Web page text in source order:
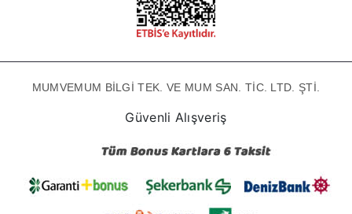
MUMVEMUM BİLGİ TEK. VE MUM SAN. TİC. LTD. ŞTİ.
Güvenli Alışveriş